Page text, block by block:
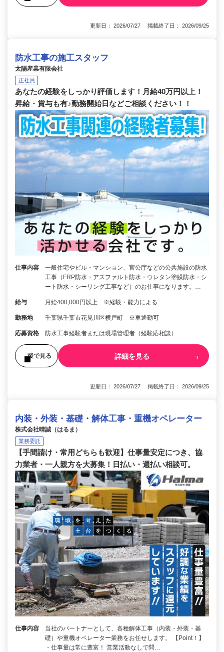
更新日： 2026/07/27 掲載終了日： 2026/09/25
防水工事の施工スタッフ
太陽産業有限会社
正社員
あなたの経験をしっかり評価します！月給40万円以上！
昇給・賞与も有♪勤務開始日などご相談ください！！
仕事内容
一般住宅やビル・マンション、官公庁などの公共施設の防水
工事（FRP防水・アスファルト防水・ウレタン塗膜防水・シ
ート防水・シーリング工事など）のお仕事になります。…
給与 月給400,000円以上 ※経験・能力による
勤務地 千葉県千葉市花見川区横戸町 ※車通勤可
応募資格 防水工事経験者または現場管理者（経験応相談）
後で見る 詳細を見る
更新日： 2026/07/27 掲載終了日： 2026/09/25
内装・外装・基礎・解体工事・重機オペレーター
株式会社晴誠（はるま）
業務委託
【手間請け・常用どちらも歓迎】仕事量安定につき、協
力業者・一人親方を大募集！日払い・週払い相談可。
仕事内容
当社のパートナーとして、各種解体工事（内装・外装・基
礎）や重機オペレーター業務をお任せします。 【Point！】
・仕事量は常に豊富！ 営業活動なしで問…